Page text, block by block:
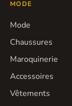
MODE
Mode
Chaussures
Maroquinerie
Accessoires
Vêtements